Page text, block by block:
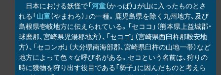
日本における妖怪で「河童（かっぱ）」が山に入ったものとさ
れる「山童（やまわろ）」の一種。鹿児島県を除く九州地方、及び
島根県壱岐地方に伝えられている。「セココ」（熊本県上益城郡・
球麿郡、宮崎県児湯郡地方）、「セコゴ」（宮崎県西臼杵郡鞍安地
方）、「セコンボ」（大分県南海部郡、宮崎県臼杵の山地一帯）など
地方によって色々な呼び名がある。セコという名前は、狩りの
時に獲物を狩り出す役目である「勢子」に因んだものと考えら